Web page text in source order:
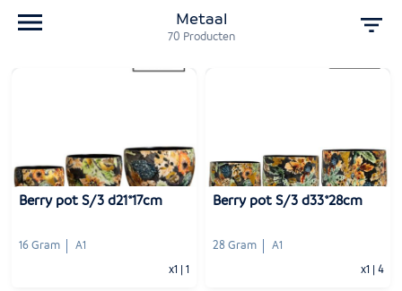
Metaal
70 Producten
Berry pot S/3 d21*17cm
16 Gram A1
x1 1
Berry pot S/3 d33*28cm
28 Gram A1
x1 4